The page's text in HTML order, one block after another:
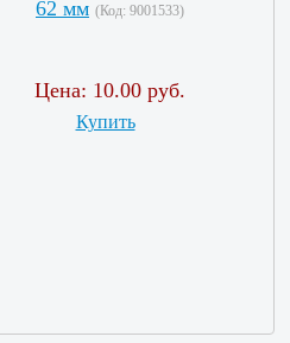
62 мм (Код: 9001533)
Цена: 10.00 руб.
Купить